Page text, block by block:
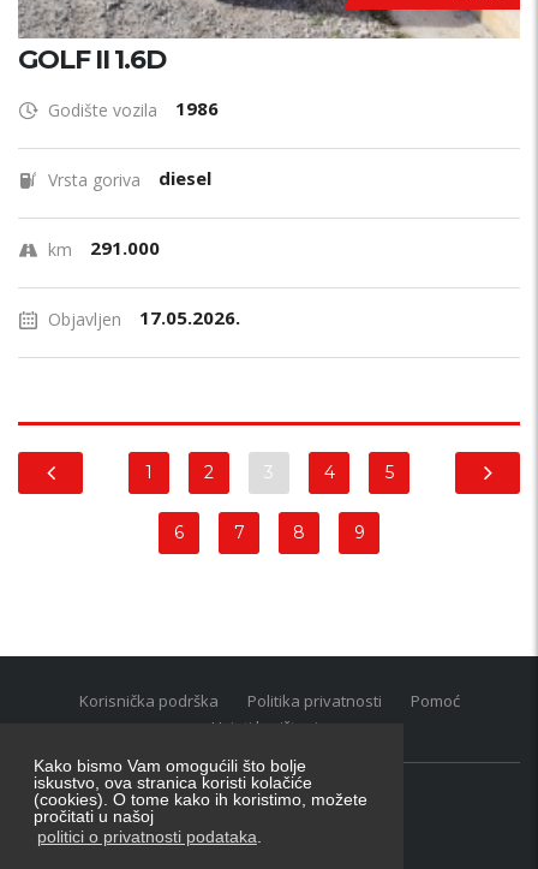
Kako bismo Vam omogućili što bolje
iskustvo, ova stranica koristi kolačiće
(cookies). O tome kako ih koristimo, možete
pročitati u našoj
politici o privatnosti podataka
GOLF II 1.6D
Godište vozila 1986
Vrsta goriva diesel
km 291.000
Objavljen 17.05.2026.
1 2 3 4 5
6 7 8 9
Korisnička podrška Politika privatnosti
Pomoć
Uvjeti korištenja
Oglasnik grupacija:posao.hr|oglasnik.hr|auti.hr
Tečaj za konverziju u EUR valutu: 1 euro = 7.53450 kn